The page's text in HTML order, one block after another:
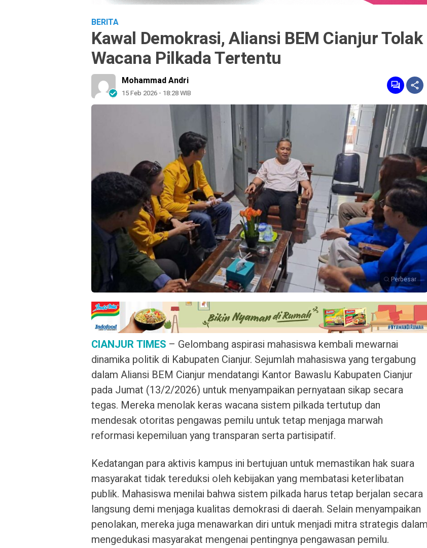
BERITA
Kawal Demokrasi, Aliansi BEM Cianjur Tolak
Wacana Pilkada Tertentu
Mohammad Andri
15 Feb 2026 - 18:28 WIB
Perbesar
CIANJUR TIMES – Gelombang aspirasi mahasiswa kembali mewarnai
dinamika politik di Kabupaten Cianjur. Sejumlah mahasiswa yang tergabung
dalam Aliansi BEM Cianjur mendatangi Kantor Bawaslu Kabupaten Cianjur
pada Jumat (13/2/2026) untuk menyampaikan pernyataan sikap secara
tegas. Mereka menolak keras wacana sistem pilkada tertutup dan
mendesak otoritas pengawas pemilu untuk tetap menjaga marwah
reformasi kepemiluan yang transparan serta partisipatif.
Kedatangan para aktivis kampus ini bertujuan untuk memastikan hak suara
masyarakat tidak tereduksi oleh kebijakan yang membatasi keterlibatan
publik. Mahasiswa menilai bahwa sistem pilkada harus tetap berjalan secara
langsung demi menjaga kualitas demokrasi di daerah. Selain menyampaikan
penolakan, mereka juga menawarkan diri untuk menjadi mitra strategis dalam
mengedukasi masyarakat mengenai pentingnya pengawasan pemilu.